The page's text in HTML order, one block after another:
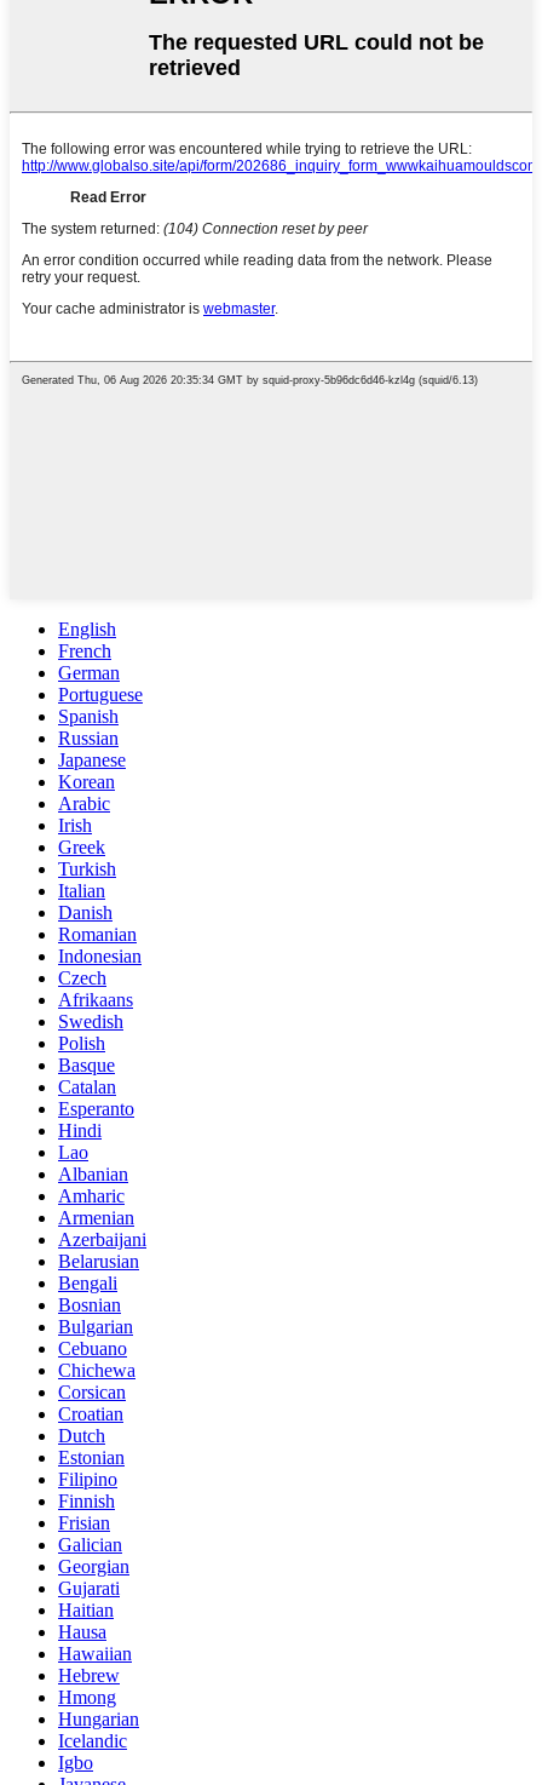
English
French
German
Portuguese
Spanish
Russian
Japanese
Korean
Arabic
Irish
Greek
Turkish
Italian
Danish
Romanian
Indonesian
Czech
Afrikaans
Swedish
Polish
Basque
Catalan
Esperanto
Hindi
Lao
Albanian
Amharic
Armenian
Azerbaijani
Belarusian
Bengali
Bosnian
Bulgarian
Cebuano
Chichewa
Corsican
Croatian
Dutch
Estonian
Filipino
Finnish
Frisian
Galician
Georgian
Gujarati
Haitian
Hausa
Hawaiian
Hebrew
Hmong
Hungarian
Icelandic
Igbo